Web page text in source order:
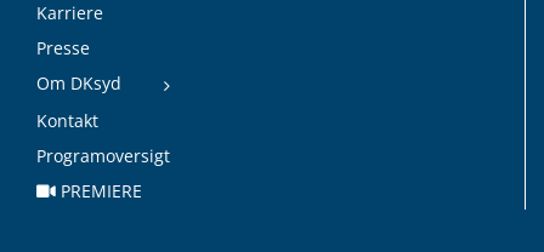
Karriere
Presse
Om DKsyd
Kontakt
Programoversigt
PREMIERE